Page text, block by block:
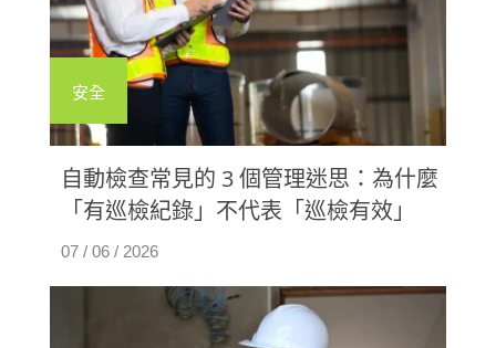
安全
自動檢查常見的 3 個管理迷思：為什麼
「有巡檢紀錄」不代表「巡檢有效」
07 / 06 / 2026